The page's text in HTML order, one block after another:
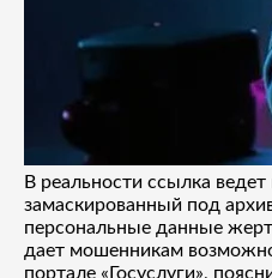
В реальности ссылка
замаскированный под
персональные данные
дает мошенникам
портале «Госуслуги»,